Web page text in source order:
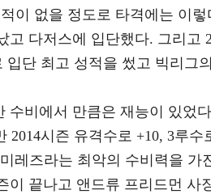
이 없을 정도로 타격에는 이
다저스에 입단했다. 그리고
입단 최고 성적을 썼고 빅리그
수비에서 만큼은 재능이 있었
2014시즌 유격수로 +10, 3루수
레즈라는 최악의 수비력을 가
이 끝나고 앤드류 프리드먼 사